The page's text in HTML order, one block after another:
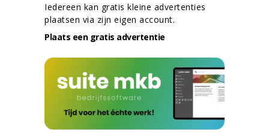
Iedereen kan gratis kleine advertenties
plaatsen via zijn eigen account.
Plaats een gratis advertentie